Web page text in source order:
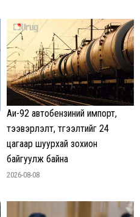
Аи-92 автобензиний импорт,
тээвэрлэлт, түгээлтийг 24
цагаар шуурхай зохион
байгуулж байна
2026-08-08